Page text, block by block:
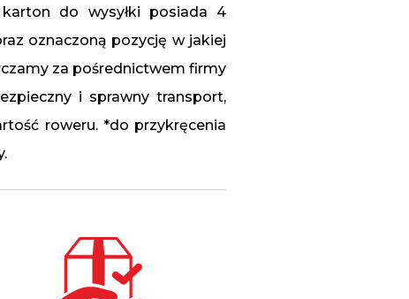
karton do wysyłki posiada 4
oznaczoną pozycję w jakiej
za pośrednictwem firmy
i sprawny transport,
roweru. *do przykręcenia